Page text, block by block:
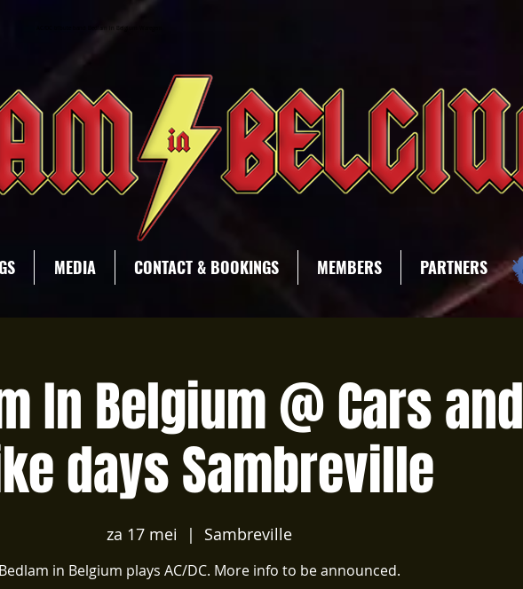
MEDIA CONTACT & BOOKINGS MEMBERS PARTNERS
In Belgium @ Cars and
days Sambreville
za 17 mei
  |
Sambreville
Bedlam in Belgium plays AC/DC. More info to be announced.